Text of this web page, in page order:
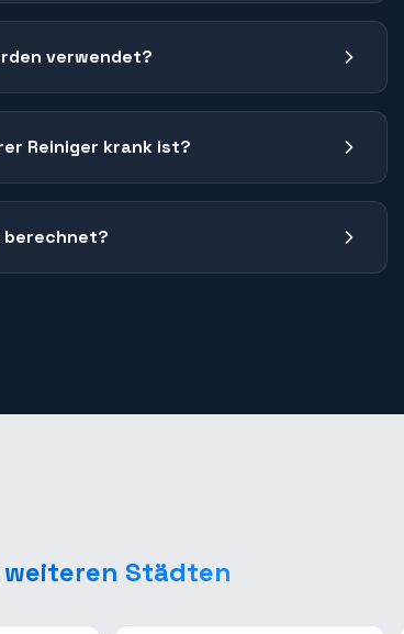
verwendet?
Reiniger krank ist?
berechnet?
weiteren Städten